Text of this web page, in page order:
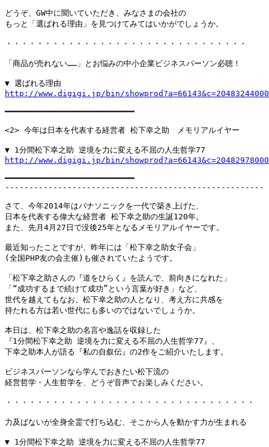
どうぞ、GW中に聞いていただき、みなさまの会社の
もっと「選ばれる理由」を見つけてみてはいかがでしょうか。
・・・・・・・・・・・・・・・・・・・・・・・・・・・・・・・
「商品が売れない……」とお悩みの中小企業ビジネスパーソン必聴！
http://www.digigi.jp/bin/
━━━━━━━━━━━━━━━━━━━━━━━━━━━
<2> 今年は日本を代表する経営者 松下幸之助　メモリアルイヤー
http://www.digigi.jp/bin/
━━━━━━━━━━━━━━━━━━━━━━━━━━━
------------------------------------------------------
さて、今年2014年はパナソニックを一代で築き上げた、
日本を代表する偉大な経営者 松下幸之助の生誕120年。
また、先月4月27日で没後25年となるメモリアルイヤーです。
最近知ったことですが、昨年には「松下幸之助女子会」
(全国PHP友の会主催)も催されていたようです。
「松下幸之助さんの『道をひらく』を読んで、前向きになれた」
「“成功するまで続けて成功”という言葉が好き」など、
世代を越えてもなお、松下幸之助の人となり、考え方に共感を
持たれる方は若い世代にも多いのではないでしょうか。
本日は、松下幸之助の名言や逸話を収録した
『1分間松下幸之助 逆境を力に変える不屈の人生哲学77』、
下幸之助本人が語る『私の自叙伝』の2作をご紹介いたします。
ビジネスパーソンなら学んでおきたい松下流の
経営哲学・人生哲学を、どうぞ音声でお楽しみください。
・・・・・・・・・・・・・・・・・・・・・・・・・・・・・・・・
力及ばないが全身全霊で打ち込む、そこから人を動かす力が生まれる